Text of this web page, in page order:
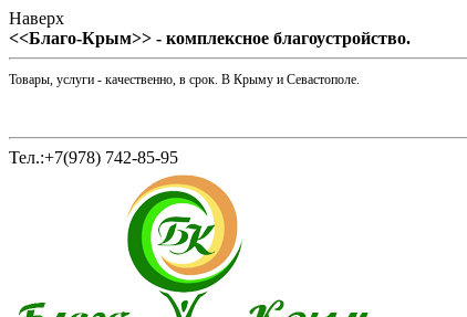
Наверх
<<Благо-Крым>> - комплексное благоустройство.
Товары, услуги - качественно, в срок. В Крыму и Севастополе.
Тел.:+7(978) 742-85-95